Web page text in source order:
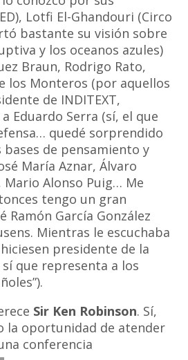
Lotfi El-Ghandouri (Circo
bastante su visión sobre
y los oceanos azules)
Braun, Rodrigo Rato,
los Monteros (por aquellos
de INDITEXT,
Eduardo Serra (sí, el que
quedé sorprendido
de pensamiento y
María Aznar, Álvaro
Alonso Puig… Me
tengo un gran
Ramón García González
Mientras le escuchaba
presidente de la
sí que representa a los
Sir Ken Robinson. Sí,
la oportunidad de atender
conferencia